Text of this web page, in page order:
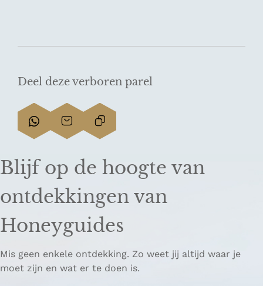
Deel deze verboren parel
D
e
l
e
e
a
g
D
e
l
e
e
p
a
g
L
i
o
p
i
r
e
Blijf op de hoogte van
ontdekkingen van
Honeyguides
Mis geen enkele ontdekking. Zo weet jij altijd waar je
moet zijn en wat er te doen is.